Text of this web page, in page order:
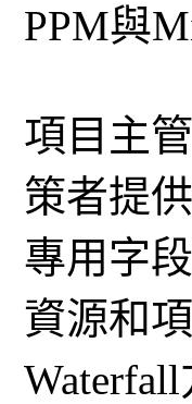
PPM與
項目主
策者提
專用字
資源和